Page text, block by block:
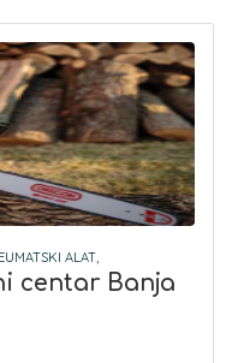
ALAT,
centar Banja